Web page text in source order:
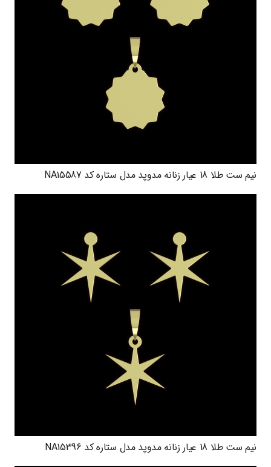
نیم ست طلا 18 عیار زنانه مدوپد مدل ستاره کد NA15587
نیم ست طلا 18 عیار زنانه مدوپد مدل ستاره کد NA15396